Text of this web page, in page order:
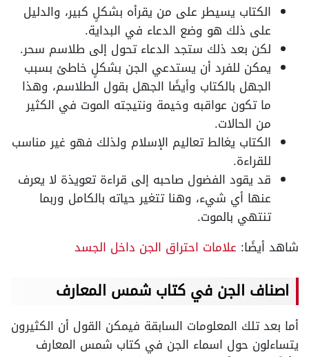
الكتاب يسيطر على من يقرأه بشكلٍ كبير، والدليل
على ذلك هو وضع الدعاء في البداية.
لكن بعد ذلك ستجد الدعاء تحول إلى طلاسم سحر.
يمكن للفرد أن يستدعي الجن بشكلٍ خاطئ بسبب
الجهل بالكتاب وأيضًا الجهل بقول الطلاسم، وهذا
ما تكون عواقبه وخيمة ونتيجته الموت في الكثير
من الحالات.
الكتاب يغالط تعاليم الإسلام ولذلك فهو غير مناسب
للقراءة.
قد يقود الفضول صاحبه إلى قراءة تعويذة لا يعرف
عنها أي شيء، وهنا تتغير حياته بالكامل وربما
تنتهي بالموت.
شاهد أيضًا: علامات احتراق الجن داخل الجسد
اصناف الجن في كتاب شمس المعارف
أما بعد تلك المعلومات السابقة فيمكن القول أن الكثيرون
يتساءلون حول اسماء الجن في كتاب شمس المعارف